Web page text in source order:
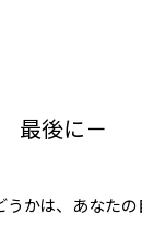
最後に－
かは、あなたの